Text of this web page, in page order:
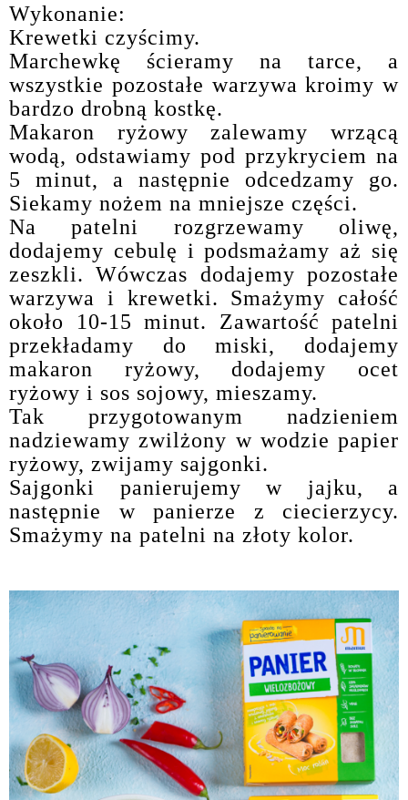
Wykonanie:
Krewetki czyścimy.
Marchewkę ścieramy na tarce, a
wszystkie pozostałe warzywa kroimy w
bardzo drobną kostkę.
Makaron ryżowy zalewamy wrzącą
wodą, odstawiamy pod przykryciem na
5 minut, a następnie odcedzamy go.
Siekamy nożem na mniejsze części.
Na patelni rozgrzewamy oliwę,
dodajemy cebulę i podsmażamy aż się
zeszkli. Wówczas dodajemy pozostałe
warzywa i krewetki. Smażymy całość
około 10-15 minut. Zawartość patelni
przekładamy do miski, dodajemy
makaron ryżowy, dodajemy ocet
ryżowy i sos sojowy, mieszamy.
Tak przygotowanym nadzieniem
nadziewamy zwilżony w wodzie papier
ryżowy, zwijamy sajgonki.
Sajgonki panierujemy w jajku, a
następnie w panierze z ciecierzycy.
Smażymy na patelni na złoty kolor.